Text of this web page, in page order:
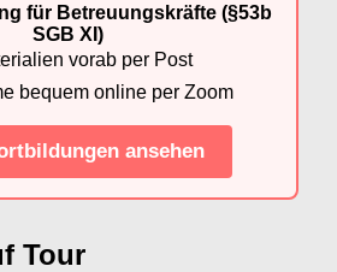
für Betreuungskräfte (§53b
SGB XI)
vorab per Post
bequem online per Zoom
ansehen
Tour